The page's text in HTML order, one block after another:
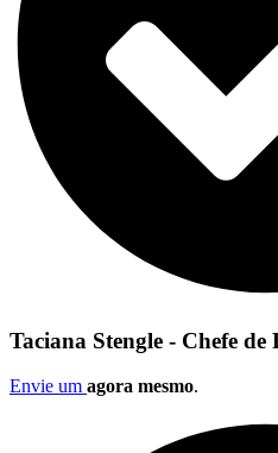
Taciana Stengle - Chefe de
Envie um agora mesmo.